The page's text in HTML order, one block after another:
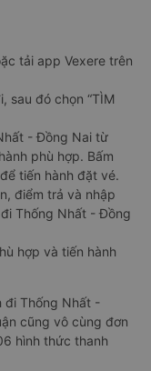
tải app Vexere trên
sau đó chọn “TÌM
- Đồng Nai từ
phù hợp. Bấm
tiến hành đặt vé.
điểm trả và nhập
Thống Nhất - Đồng
hợp và tiến hành
đi Thống Nhất -
cũng vô cùng đơn
hình thức thanh